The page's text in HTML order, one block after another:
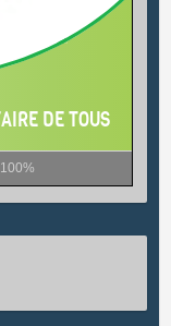
100%